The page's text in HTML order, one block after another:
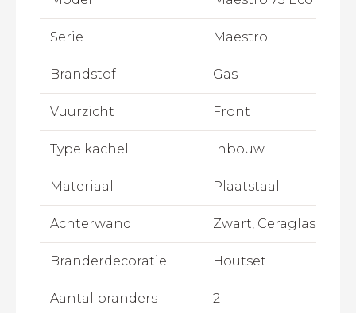
Serie Maestro
Brandstof Gas
Vuurzicht Front
Type kachel Inbouw
Materiaal Plaatstaal
Achterwand Zwart, Ceraglass
Branderdecoratie Houtset
Aantal branders 2